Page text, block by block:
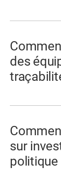
des
sur
politique